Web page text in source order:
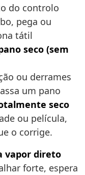
do controlo
pega ou
tátil
seco (sem
ou derrames
um pano
seco
ou película,
o corrige.
vapor direto
forte, espera